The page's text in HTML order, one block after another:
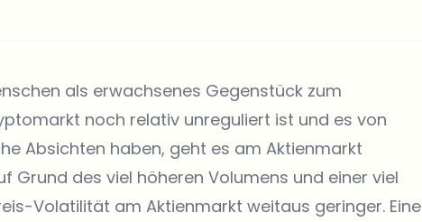
als erwachsenes Gegenstück zum
noch relativ unreguliert ist und es von
Absichten haben, geht es am Aktienmarkt
Grund des viel höheren Volumens und einer viel
Volatilität am Aktienmarkt weitaus geringer. Eine